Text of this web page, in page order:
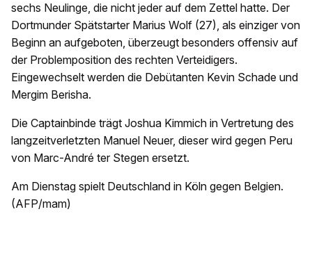
sechs Neulinge, die nicht jeder auf dem Zettel hatte. Der
Dortmunder Spätstarter Marius Wolf (27), als einziger von
Beginn an aufgeboten, überzeugt besonders offensiv auf
der Problemposition des rechten Verteidigers.
Eingewechselt werden die Debütanten Kevin Schade und
Mergim Berisha.
Die Captainbinde trägt Joshua Kimmich in Vertretung des
langzeitverletzten Manuel Neuer, dieser wird gegen Peru
von Marc-André ter Stegen ersetzt.
Am Dienstag spielt Deutschland in Köln gegen Belgien.
(AFP/mam)